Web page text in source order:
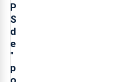
P
S
d
e
"
p